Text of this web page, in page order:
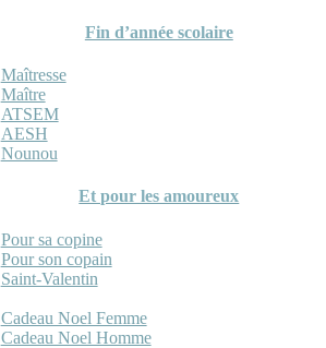
Fin d’année scolaire
Maîtresse
Maître
ATSEM
AESH
Nounou
Et pour les amoureux
Pour sa copine
Pour son copain
Saint-Valentin
Cadeau Noel Femme
Cadeau Noel Homme